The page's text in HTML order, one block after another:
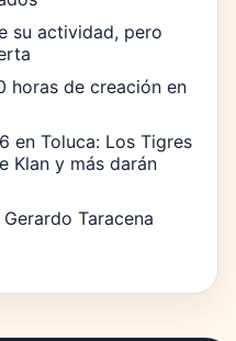
su actividad, pero
horas de creación en
en Toluca: Los Tigres
Klan y más darán
Taracena